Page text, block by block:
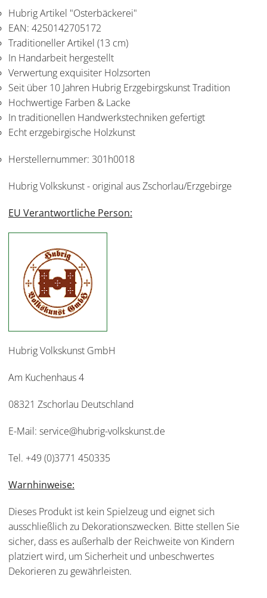
Hubrig Artikel "Osterbäckerei"
EAN: 4250142705172
Traditioneller Artikel (13 cm)
In Handarbeit hergestellt
Verwertung exquisiter Holzsorten
Seit über 10 Jahren Hubrig Erzgebirgskunst Tradition
Hochwertige Farben & Lacke
In traditionellen Handwerkstechniken gefertigt
Echt erzgebirgische Holzkunst
Herstellernummer: 301h0018
Hubrig Volkskunst - original aus Zschorlau/Erzgebirge
EU Verantwortliche Person:
Hubrig Volkskunst GmbH
Am Kuchenhaus 4
08321 Zschorlau Deutschland
E-Mail: service@hubrig-volkskunst.de
Tel. +49 (0)3771 450335
Warnhinweise:
Dieses Produkt ist kein Spielzeug und eignet sich
ausschließlich zu Dekorationszwecken. Bitte stellen Sie
sicher, dass es außerhalb der Reichweite von Kindern
platziert wird, um Sicherheit und unbeschwertes
Dekorieren zu gewährleisten.